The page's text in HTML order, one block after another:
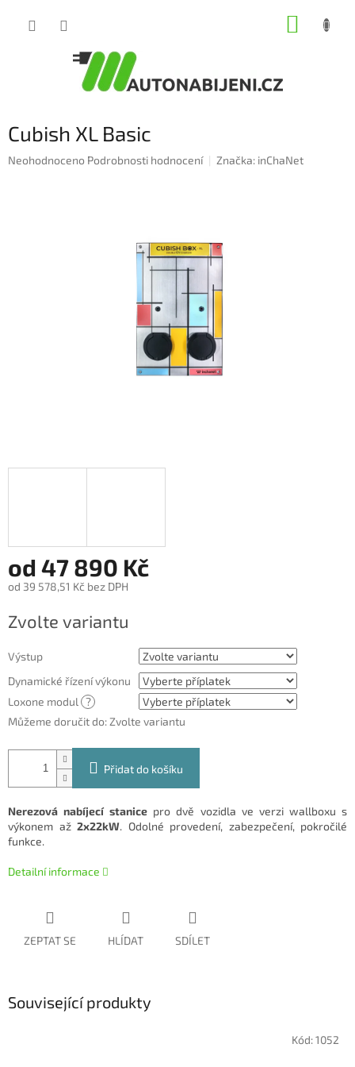
Cubish XL Basic
Průměrné
Neohodnoceno Podrobnosti hodnocení Značka: inChaNet
od 47 890 Kč
od 39 578,51 Kč bez DPH
cena:
Zvolte variantu
Výstup
Dynamické řízení výkonu
Loxone modul ?
Můžeme doručit do:Zvolte variantu
Přidat do košíku
Nerezová nabíjecí stanice pro dvě vozidla ve verzi wallboxu s
výkonem až 2x22kW. Odolné provedení, zabezpečení, pokročilé
funkce.
Detailní informace
ZEPTAT SE HLÍDAT SDÍLET
Související produkty
Kód:1052